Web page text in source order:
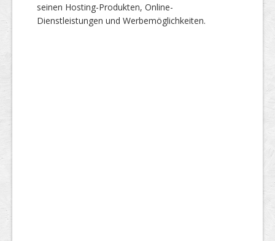
seinen Hosting-Produkten, Online-
Dienstleistungen und Werbemöglichkeiten.